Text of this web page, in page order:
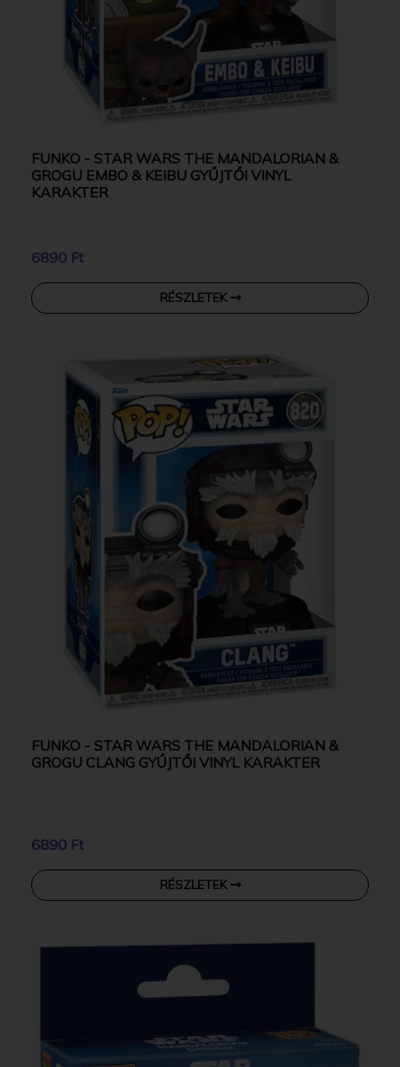
FUNKO - STAR WARS THE MANDALORIAN &
GROGU EMBO & KEIBU GYŰJTŐI VINYL
KARAKTER
6890 Ft
RÉSZLETEK
FUNKO - STAR WARS THE MANDALORIAN &
GROGU CLANG GYŰJTŐI VINYL KARAKTER
6890 Ft
RÉSZLETEK